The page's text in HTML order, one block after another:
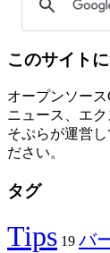
このサイト
オープンソー
ニュース、エ
そぷらが運営
ださい。
タグ
Tips 19 バ